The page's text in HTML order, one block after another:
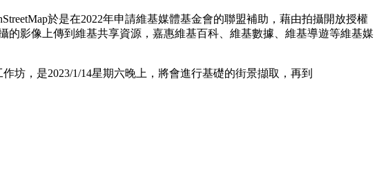
於是在2022年申請維基媒體基金會的聯盟補助，藉由拍攝開放授權
影像上傳到維基共享資源，嘉惠維基百科、維基數據、維基導遊等維基媒
坊，是2023/1/14星期六晚上，將會進行基礎的街景擷取，再到